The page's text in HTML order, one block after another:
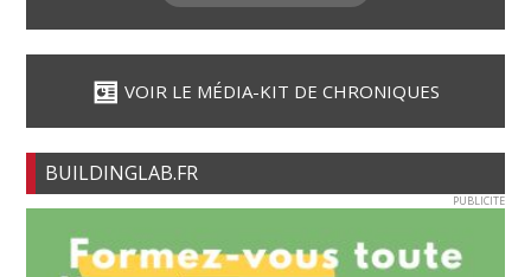
VOIR LE MÉDIA-KIT DE CHRONIQUES
BUILDINGLAB.FR
PUBLICITE